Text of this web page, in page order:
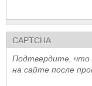
CAPTCHA
Подтвердите, что
на сайте после